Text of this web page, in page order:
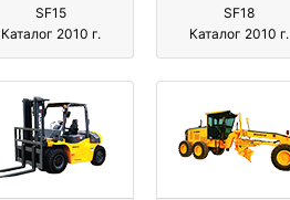
SF15
Каталог 2010 г.
SF18
Каталог 2010 г.